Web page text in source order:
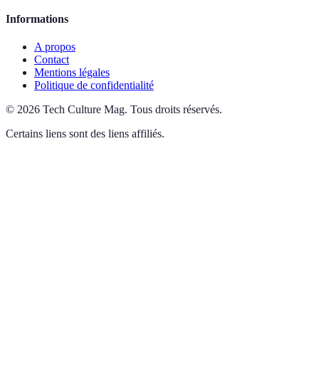
Informations
A propos
Contact
Mentions légales
Politique de confidentialité
© 2026 Tech Culture Mag. Tous droits réservés.
Certains liens sont des liens affiliés.